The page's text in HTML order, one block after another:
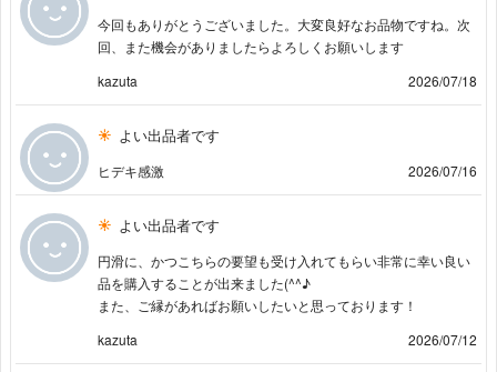
今回もありがとうございました。大変良好なお品物ですね。次
回、また機会がありましたらよろしくお願いします
kazuta
2026/07/18
よい出品者です
ヒデキ感激 2026/07/16
よい出品者です
円滑に、かつこちらの要望も受け入れてもらい非常に幸い良い
品を購入することが出来ました(^^♪
また、ご縁があればお願いしたいと思っております！
kazuta
2026/07/12